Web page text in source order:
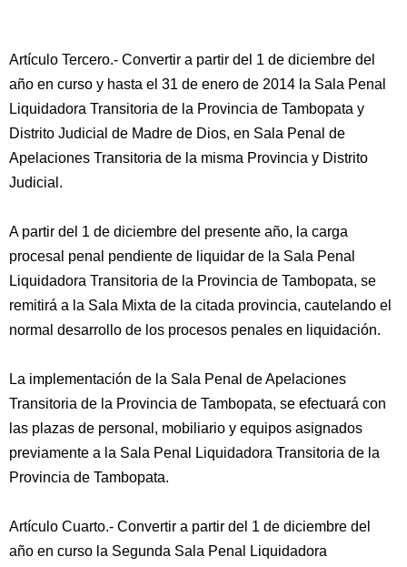
Artículo Tercero.- Convertir a partir del 1 de diciembre del
año en curso y hasta el 31 de enero de 2014 la Sala Penal
Liquidadora Transitoria de la Provincia de Tambopata y
Distrito Judicial de Madre de Dios, en Sala Penal de
Apelaciones Transitoria de la misma Provincia y Distrito
Judicial.
A partir del 1 de diciembre del presente año, la carga
procesal penal pendiente de liquidar de la Sala Penal
Liquidadora Transitoria de la Provincia de Tambopata, se
remitirá a la Sala Mixta de la citada provincia, cautelando el
normal desarrollo de los procesos penales en liquidación.
La implementación de la Sala Penal de Apelaciones
Transitoria de la Provincia de Tambopata, se efectuará con
las plazas de personal, mobiliario y equipos asignados
previamente a la Sala Penal Liquidadora Transitoria de la
Provincia de Tambopata.
Artículo Cuarto.- Convertir a partir del 1 de diciembre del
año en curso la Segunda Sala Penal Liquidadora